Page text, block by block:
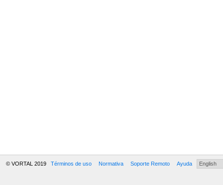
© VORTAL 2019 Términos de uso Normativa Soporte Remoto Ayuda